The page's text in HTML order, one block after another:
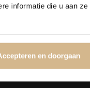
informatie die u aan ze
en doorgaan
die für einen
starken 1,5 cm
Seite nicht sichtbar.